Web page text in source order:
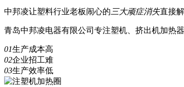
中邦凌让塑料行业老板闹心的 三大顽症消失直接
青岛中邦凌电器有限公司专注塑机、挤出机加热
01生产成本高
02企业招工难
03生产效率低